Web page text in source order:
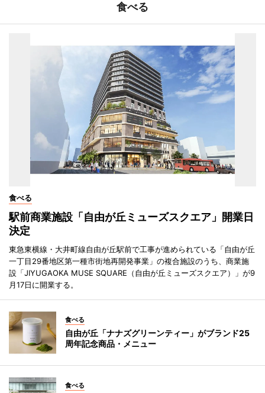
食べる
食べる
駅前商業施設「自由が丘ミューズスクエア」開業日
決定
東急東横線・大井町線自由が丘駅前で工事が進められている「自由が丘
一丁目29番地区第一種市街地再開発事業」の複合施設のうち、商業施
設「JIYUGAOKA MUSE SQUARE（自由が丘ミューズスクエア）」が9
月17日に開業する。
食べる
自由が丘「ナナズグリーンティー」がブランド25
周年記念商品・メニュー
食べる